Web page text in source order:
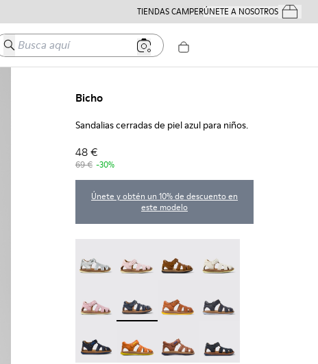
TIENDAS CAMPERÚNETE A NOSOTROSTus
Busca aquí
Bicho
Sandalias cerradas de piel azul para niños.
48 €
69 € -30%
Únete y obtén un 10% de descuento en
este modelo